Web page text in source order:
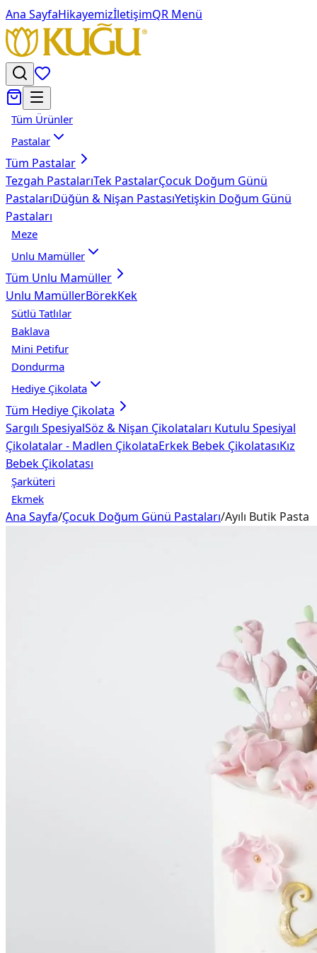
Ana SayfaHikayemizİletişimQR Menü
Tüm Ürünler
Pastalar
Tüm Pastalar
Tezgah PastalarıTek PastalarÇocuk Doğum Günü
PastalarıDüğün & Nişan PastasıYetişkin Doğum Günü
Pastaları
Meze
Unlu Mamüller
Tüm Unlu Mamüller
Unlu MamüllerBörekKek
Sütlü Tatlılar
Baklava
Mini Petifur
Dondurma
Hediye Çikolata
Tüm Hediye Çikolata
Sargılı SpesiyalSöz & Nişan Çikolataları Kutulu Spesiyal
Çikolatalar - Madlen ÇikolataErkek Bebek ÇikolatasıKız
Bebek Çikolatası
Şarküteri
Ekmek
Ana Sayfa/Çocuk Doğum Günü Pastaları/Ayılı Butik Pasta